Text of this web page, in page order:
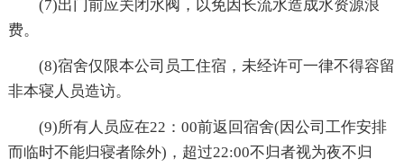
(7)出门前应关闭水阀，以免因长流水造成水资源浪
费。
(8)宿舍仅限本公司员工住宿，未经许可一律不得容留
非本寝人员造访。
(9)所有人员应在22：00前返回宿舍(因公司工作安排
而临时不能归寝者除外)，超过22:00不归者视为夜不归